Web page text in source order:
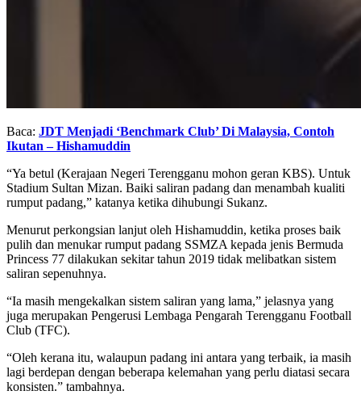
Baca: JDT Menjadi ‘Benchmark Club’ Di Malaysia, Contoh
Ikutan – Hishamuddin
“Ya betul (Kerajaan Negeri Terengganu mohon geran KBS). Untuk
Stadium Sultan Mizan. Baiki saliran padang dan menambah kualiti
rumput padang,” katanya ketika dihubungi Sukanz.
Menurut perkongsian lanjut oleh Hishamuddin, ketika proses baik
pulih dan menukar rumput padang SSMZA kepada jenis Bermuda
Princess 77 dilakukan sekitar tahun 2019 tidak melibatkan sistem
saliran sepenuhnya.
“Ia masih mengekalkan sistem saliran yang lama,” jelasnya yang
juga merupakan Pengerusi Lembaga Pengarah Terengganu Football
Club (TFC).
“Oleh kerana itu, walaupun padang ini antara yang terbaik, ia masih
lagi berdepan dengan beberapa kelemahan yang perlu diatasi secara
konsisten.” tambahnya.